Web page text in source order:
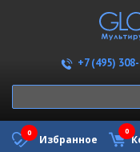
+7 (495)
Избранное
0 0